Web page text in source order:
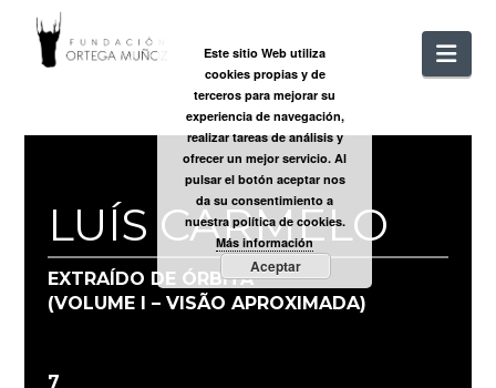
ORTEGA
MUÑOZ
LUÍS CARMELO
EXTRAÍDO DE ÓRBITA
(VOLUME I – VISÃO APROXIMADA)
7
Este sitio Web utiliza
cookies propias y de
terceros para mejorar su
experiencia de navegación,
realizar tareas de análisis y
ofrecer un mejor servicio. Al
pulsar el botón aceptar nos
da su consentimiento a
nuestra política de cookies.
Más información
Aceptar